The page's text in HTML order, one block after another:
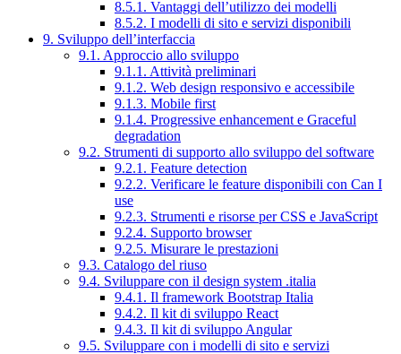
8.5.1. Vantaggi dell’utilizzo dei modelli
8.5.2. I modelli di sito e servizi disponibili
9. Sviluppo dell’interfaccia
9.1. Approccio allo sviluppo
9.1.1. Attività preliminari
9.1.2. Web design responsivo e accessibile
9.1.3. Mobile first
9.1.4. Progressive enhancement e Graceful
degradation
9.2. Strumenti di supporto allo sviluppo del software
9.2.1. Feature detection
9.2.2. Verificare le feature disponibili con Can I
use
9.2.3. Strumenti e risorse per CSS e JavaScript
9.2.4. Supporto browser
9.2.5. Misurare le prestazioni
9.3. Catalogo del riuso
9.4. Sviluppare con il design system .italia
9.4.1. Il framework Bootstrap Italia
9.4.2. Il kit di sviluppo React
9.4.3. Il kit di sviluppo Angular
9.5. Sviluppare con i modelli di sito e servizi